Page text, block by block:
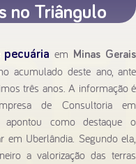
no Triângulo
pecuária em Minas Gerais
acumulado deste ano, ante
três anos. A informação é
de Consultoria em
apontou como destaque o
em Uberlândia. Segundo ela,
a valorização das terras